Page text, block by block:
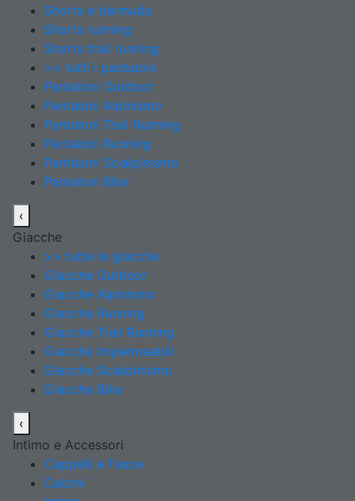
Shorts e bermuda
Shorts running
Shorts trail running
>> tutti i pantaloni
Pantaloni Outdoor
Pantaloni Alpinismo
Pantaloni Trail Running
Pantaloni Running
Pantaloni Scialpinismo
Pantaloni Bike
‹
Giacche
>> tutte le giacche
Giacche Outdoor
Giacche Alpinismo
Giacche Running
Giacche Trail Running
Giacche Impermeabili
Giacche Scialpinismo
Giacche Bike
‹
Intimo e Accessori
Cappelli e Fasce
Calzini